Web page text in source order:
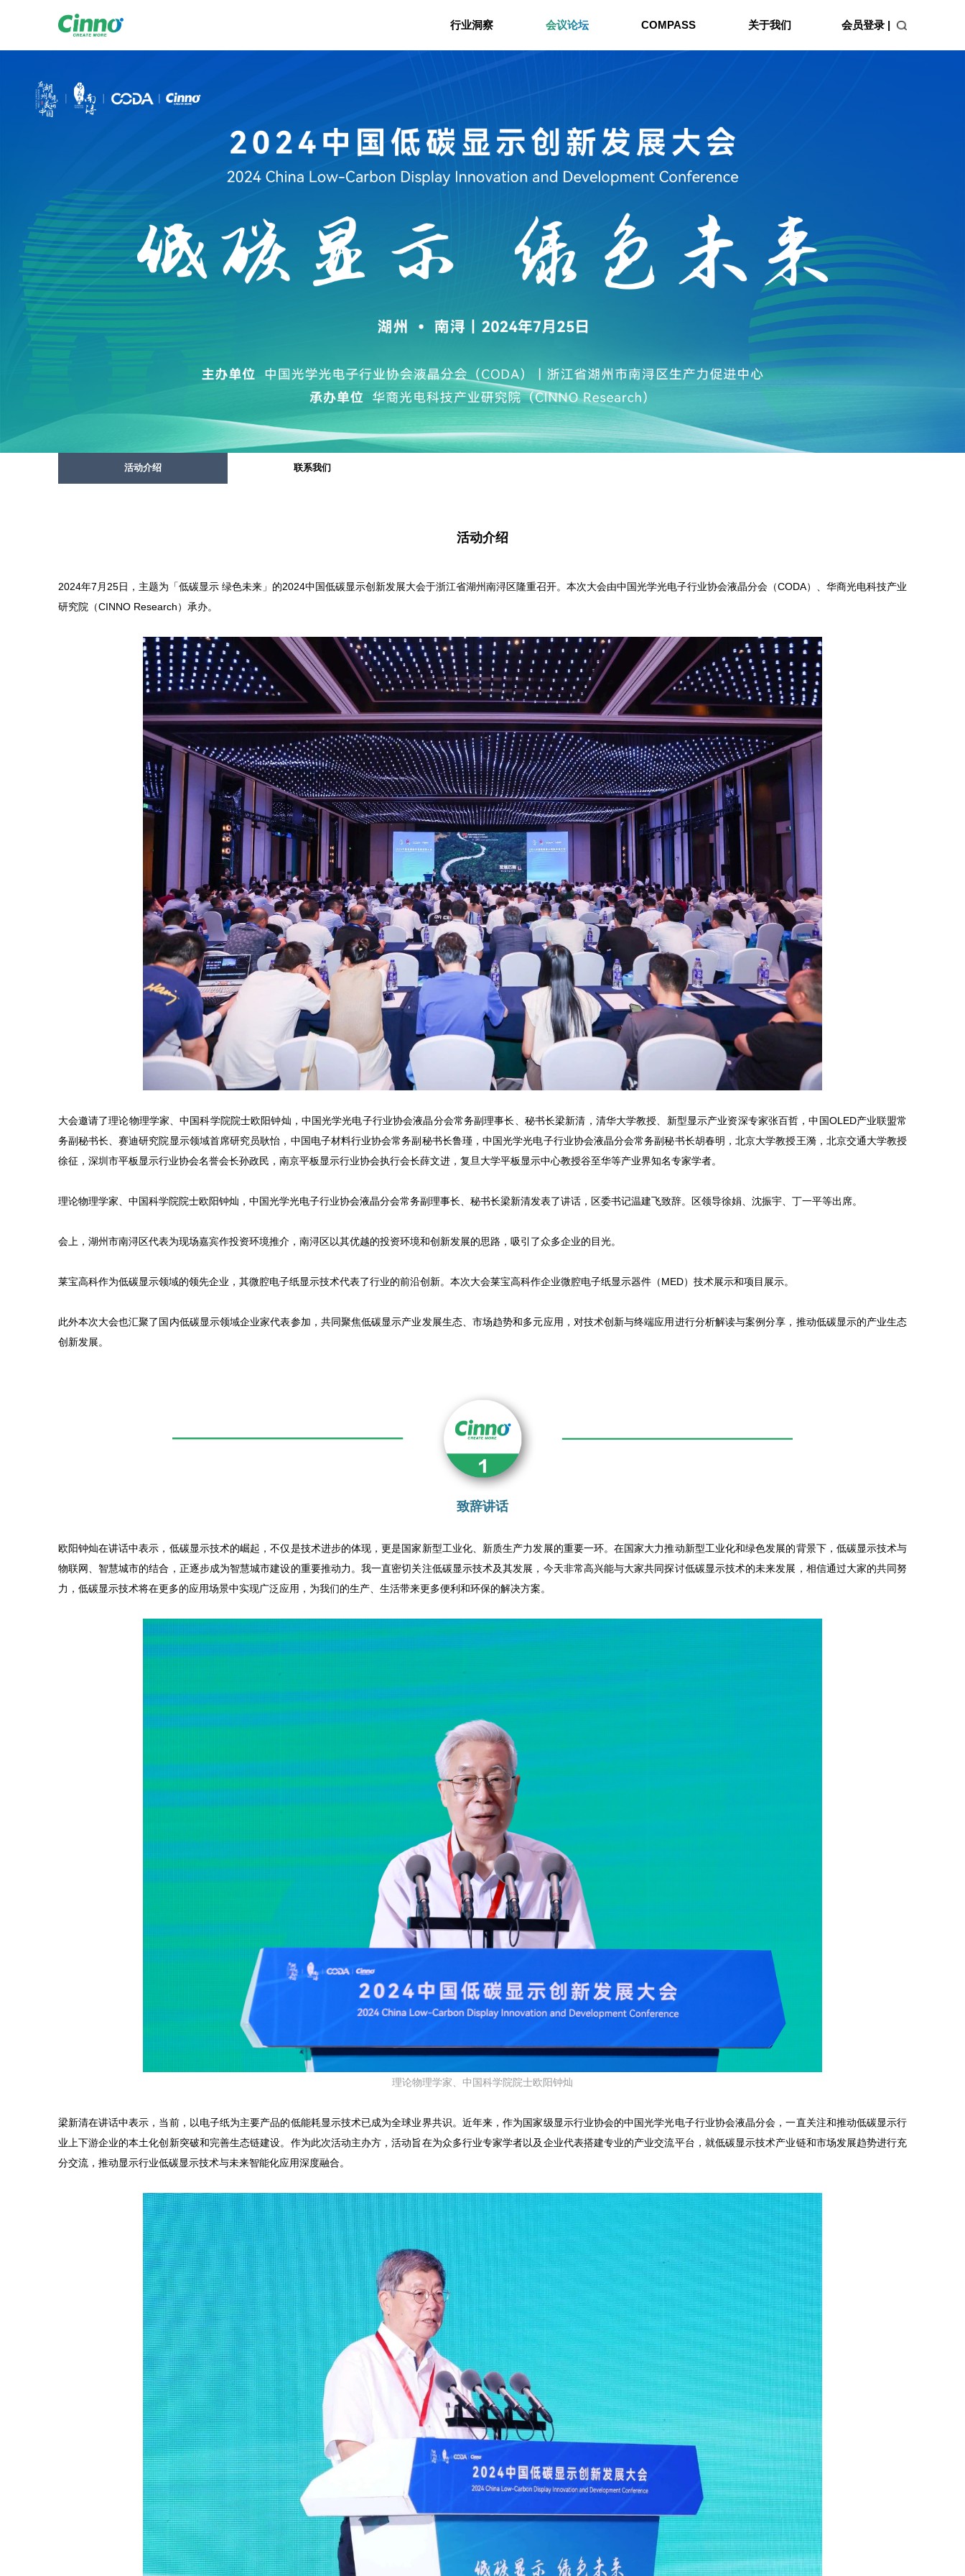
行业洞察 会议论坛 COMPASS 关于我们 会员登录 |
活动介绍 联系我们
活动介绍
2024年7月25日，主题为「低碳显示 绿色未来」的2024中国低碳显示创新发展大会于浙江省湖州南浔区隆重召开。本次大会由中国光学光电子行业协会液晶分会（CODA）、华商光电科技产业
研究院（CINNO Research）承办。
大会邀请了理论物理学家、中国科学院院士欧阳钟灿，中国光学光电子行业协会液晶分会常务副理事长、秘书长梁新清，清华大学教授、新型显示产业资深专家张百哲，中国OLED产业联盟常
务副秘书长、赛迪研究院显示领域首席研究员耿怡，中国电子材料行业协会常务副秘书长鲁瑾，中国光学光电子行业协会液晶分会常务副秘书长胡春明，北京大学教授王漪，北京交通大学教授
徐征，深圳市平板显示行业协会名誉会长孙政民，南京平板显示行业协会执行会长薛文进，复旦大学平板显示中心教授谷至华等产业界知名专家学者。
理论物理学家、中国科学院院士欧阳钟灿，中国光学光电子行业协会液晶分会常务副理事长、秘书长梁新清发表了讲话，区委书记温建飞致辞。区领导徐娟、沈振宇、丁一平等出席。
会上，湖州市南浔区代表为现场嘉宾作投资环境推介，南浔区以其优越的投资环境和创新发展的思路，吸引了众多企业的目光。
莱宝高科作为低碳显示领域的领先企业，其微腔电子纸显示技术代表了行业的前沿创新。本次大会莱宝高科作企业微腔电子纸显示器件（MED）技术展示和项目展示。
此外本次大会也汇聚了国内低碳显示领域企业家代表参加，共同聚焦低碳显示产业发展生态、市场趋势和多元应用，对技术创新与终端应用进行分析解读与案例分享，推动低碳显示的产业生态
创新发展。
致辞讲话
欧阳钟灿在讲话中表示，低碳显示技术的崛起，不仅是技术进步的体现，更是国家新型工业化、新质生产力发展的重要一环。在国家大力推动新型工业化和绿色发展的背景下，低碳显示技术与
物联网、智慧城市的结合，正逐步成为智慧城市建设的重要推动力。我一直密切关注低碳显示技术及其发展，今天非常高兴能与大家共同探讨低碳显示技术的未来发展，相信通过大家的共同努
力，低碳显示技术将在更多的应用场景中实现广泛应用，为我们的生产、生活带来更多便利和环保的解决方案。
理论物理学家、中国科学院院士欧阳钟灿
梁新清在讲话中表示，当前，以电子纸为主要产品的低能耗显示技术已成为全球业界共识。近年来，作为国家级显示行业协会的中国光学光电子行业协会液晶分会，一直关注和推动低碳显示行
业上下游企业的本土化创新突破和完善生态链建设。作为此次活动主办方，活动旨在为众多行业专家学者以及企业代表搭建专业的产业交流平台，就低碳显示技术产业链和市场发展趋势进行充
分交流，推动显示行业低碳显示技术与未来智能化应用深度融合。